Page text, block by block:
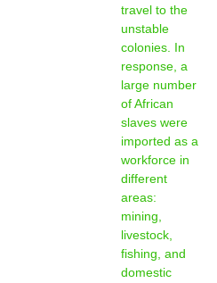
travel to the
unstable
colonies. In
response, a
large number
of African
slaves were
imported as a
workforce in
different
areas:
mining,
livestock,
fishing, and
domestic